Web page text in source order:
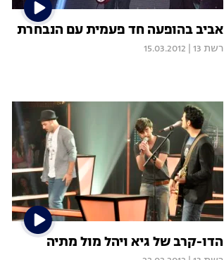
אביב בהופעה חד פעמית עם הנבחרת
רשת 13 15.03.2012
הדו-קרב של גיא ויהל מול מתיה